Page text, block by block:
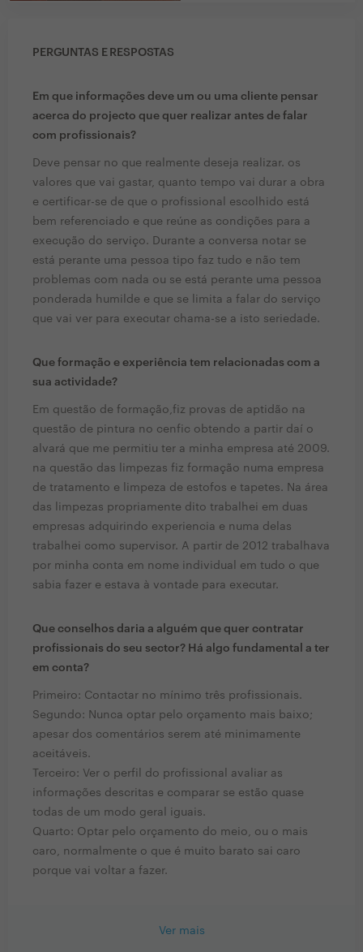
PERGUNTAS E RESPOSTAS
Em que informações deve um ou uma cliente pensar
acerca do projecto que quer realizar antes de falar
com profissionais?
Deve pensar no que realmente deseja realizar. os
valores que vai gastar, quanto tempo vai durar a obra
e certificar-se de que o profissional escolhido está
bem referenciado e que reúne as condições para a
execução do serviço. Durante a conversa notar se
está perante uma pessoa tipo faz tudo e não tem
problemas com nada ou se está perante uma pessoa
ponderada humilde e que se limita a falar do serviço
que vai ver para executar chama-se a isto seriedade.
Que formação e experiência tem relacionadas com a
sua actividade?
Em questão de formação,fiz provas de aptidão na
questão de pintura no cenfic obtendo a partir daí o
alvará que me permitiu ter a minha empresa até 2009.
na questão das limpezas fiz formação numa empresa
de tratamento e limpeza de estofos e tapetes. Na área
das limpezas propriamente dito trabalhei em duas
empresas adquirindo experiencia e numa delas
trabalhei como supervisor. A partir de 2012 trabalhava
por minha conta em nome individual em tudo o que
sabia fazer e estava à vontade para executar.
Que conselhos daria a alguém que quer contratar
profissionais do seu sector? Há algo fundamental a ter
em conta?
Primeiro: Contactar no mínimo três profissionais.
Segundo: Nunca optar pelo orçamento mais baixo;
apesar dos comentários serem até minimamente
aceitáveis.
Terceiro: Ver o perfil do profissional avaliar as
informações descritas e comparar se estão quase
todas de um modo geral iguais.
Quarto: Optar pelo orçamento do meio, ou o mais
caro, normalmente o que é muito barato sai caro
porque vai voltar a fazer.
Ver mais